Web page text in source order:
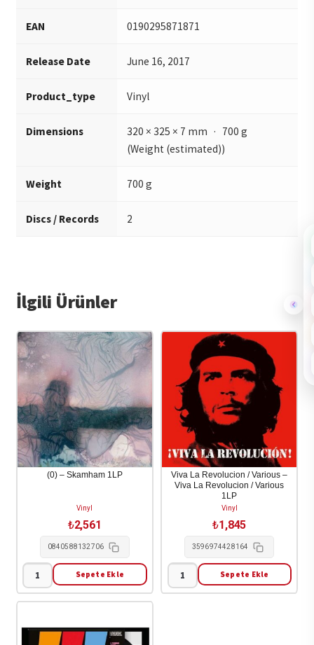
EAN 0190295871871
Release Date June 16, 2017
Product_type Vinyl
Dimensions
320 × 325 × 7 mm · 700 g
(Weight (estimated))
Weight 700 g
Discs / Records 2
İlgili Ürünler
(0) – Skamham 1LP
Vinyl
₺2,561
0840588132706
(0)
-
1LP
Sepete Ekle
Viva La Revolucion / Various –
Viva La Revolucion / Various
1LP
Vinyl
₺1,845
3596974428164
Viva
Sepete Ekle